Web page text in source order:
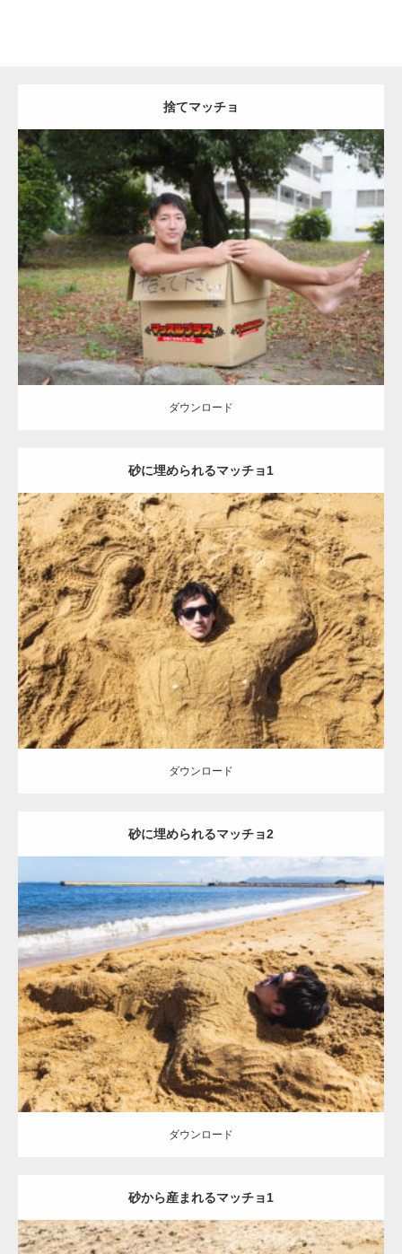
捨てマッチョ
Update:2023.04.28
Category:公園のマッチョ オレンジの人 AKIHITO(細マッチョ)
捨
てマッチョ
ダウンロード
ダウンロード
砂に埋められるマッチョ1
Update:2021.07.8
Category: 海のマッチョ オレンジの人 AKIHITO(細マッチョ)
ダウンロード
ダウンロード
砂に埋められるマッチョ2
Update:2021.07.8
Category:海のマッチョ オレンジの人 AKIHITO(細マッチョ)
ダウンロード
ダウンロード
砂から産まれるマッチョ1